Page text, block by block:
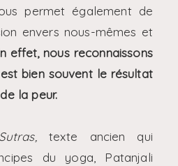
permet également de
envers nous-mêmes et
effet, nous reconnaissons
bien souvent le résultat
la peur.
texte ancien qui
du yoga, Patanjali